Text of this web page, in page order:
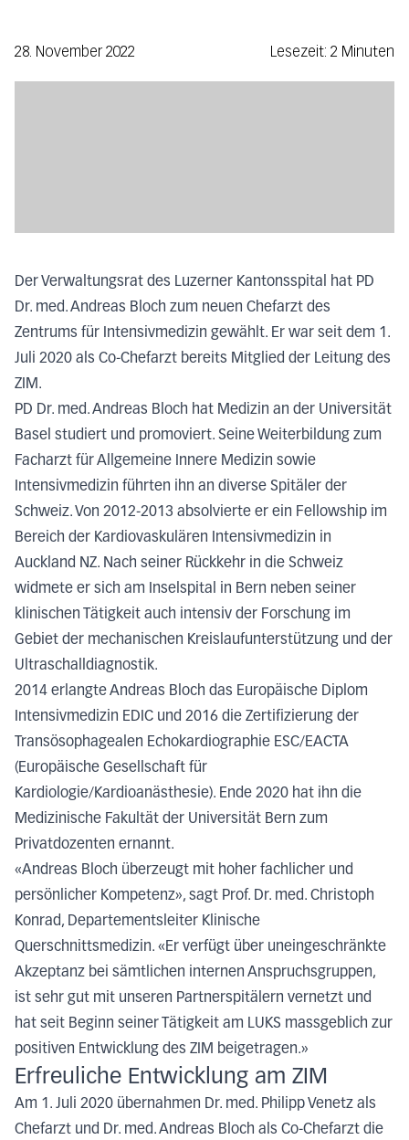
28. November 2022 Lesezeit: 2 Minuten
Der Verwaltungsrat des Luzerner Kantonsspital hat PD
Dr. med. Andreas Bloch zum neuen Chefarzt des
Zentrums für Intensivmedizin gewählt. Er war seit dem 1.
Juli 2020 als Co-Chefarzt bereits Mitglied der Leitung des
ZIM.
PD Dr. med. Andreas Bloch hat Medizin an der Universität
Basel studiert und promoviert. Seine Weiterbildung zum
Facharzt für Allgemeine Innere Medizin sowie
Intensivmedizin führten ihn an diverse Spitäler der
Schweiz. Von 2012-2013 absolvierte er ein Fellowship im
Bereich der Kardiovaskulären Intensivmedizin in
Auckland NZ. Nach seiner Rückkehr in die Schweiz
widmete er sich am Inselspital in Bern neben seiner
klinischen Tätigkeit auch intensiv der Forschung im
Gebiet der mechanischen Kreislaufunterstützung und der
Ultraschalldiagnostik.
2014 erlangte Andreas Bloch das Europäische Diplom
Intensivmedizin EDIC und 2016 die Zertifizierung der
Transösophagealen Echokardiographie ESC/EACTA
(Europäische Gesellschaft für
Kardiologie/Kardioanästhesie). Ende 2020 hat ihn die
Medizinische Fakultät der Universität Bern zum
Privatdozenten ernannt.
«Andreas Bloch überzeugt mit hoher fachlicher und
persönlicher Kompetenz», sagt Prof. Dr. med. Christoph
Konrad, Departementsleiter Klinische
Querschnittsmedizin. «Er verfügt über uneingeschränkte
Akzeptanz bei sämtlichen internen Anspruchsgruppen,
ist sehr gut mit unseren Partnerspitälern vernetzt und
hat seit Beginn seiner Tätigkeit am LUKS massgeblich zur
positiven Entwicklung des ZIM beigetragen.»
Erfreuliche Entwicklung am ZIM
Am 1. Juli 2020 übernahmen Dr. med. Philipp Venetz als
Chefarzt und Dr. med. Andreas Bloch als Co-Chefarzt die